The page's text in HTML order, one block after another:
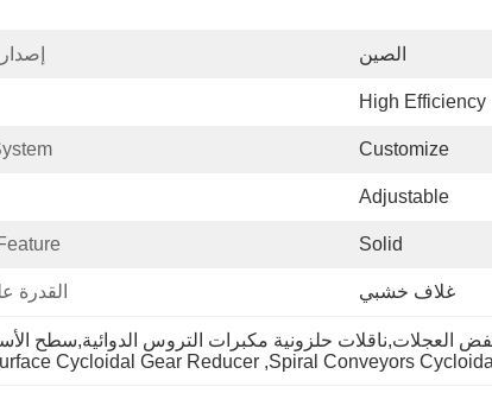
الصين
High Efficiency
Customize
Adjustable
Solid
غلاف خشبي القدرة
العجلات,ناقلات حلزونية مكبرات التروس الدوائية,سطح
Spiral Conveyors
,
Cycloidal Gear Reducer